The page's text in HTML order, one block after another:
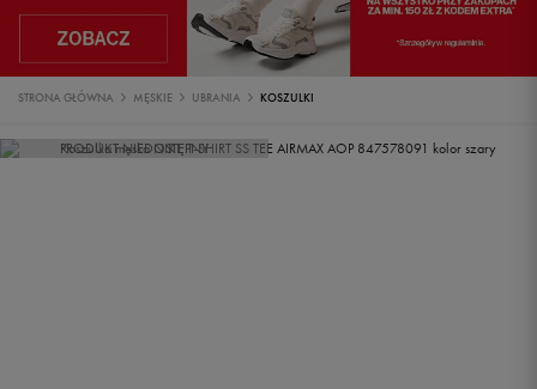
STRONA GŁÓWNA MĘSKIE UBRANIA KOSZULKI
PRODUKT NIEDOSTĘPNY